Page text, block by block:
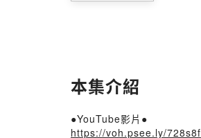
本集介紹
●YouTube影片●
https://voh.psee.ly/728s8f